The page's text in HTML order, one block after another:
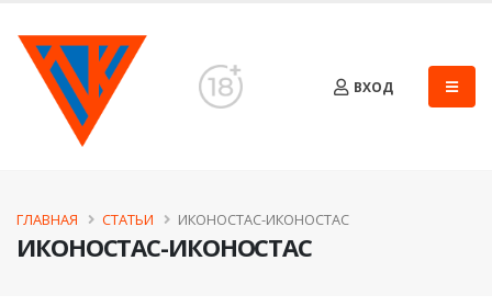
ВХОД
ИКОНОСТАС-ИКОНОСТАС
ГЛАВНАЯ СТАТЬИ ИКОНОСТАС-ИКОНОСТАС